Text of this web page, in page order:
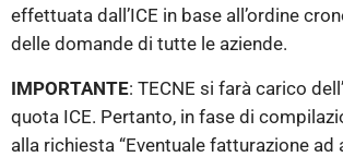
effettuata dall’ICE in base all’ordine
delle domande di tutte le aziende.
IMPORTANTE: TECNE si farà carico
quota ICE. Pertanto, in fase di
alla richiesta “Eventuale fatturazione